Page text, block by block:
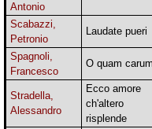
Antonio
Scabazzi,
Petronio
Laudate pueri
Spagnoli,
Francesco
O quam
Stradella,
Alessandro
Ecco amore
ch'altero
risplende